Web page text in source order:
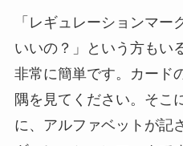
「レギュレーションマ
いいの？」という方もい
非常に簡単です。カード
隅を見てください。そこ
に、アルファベットが記